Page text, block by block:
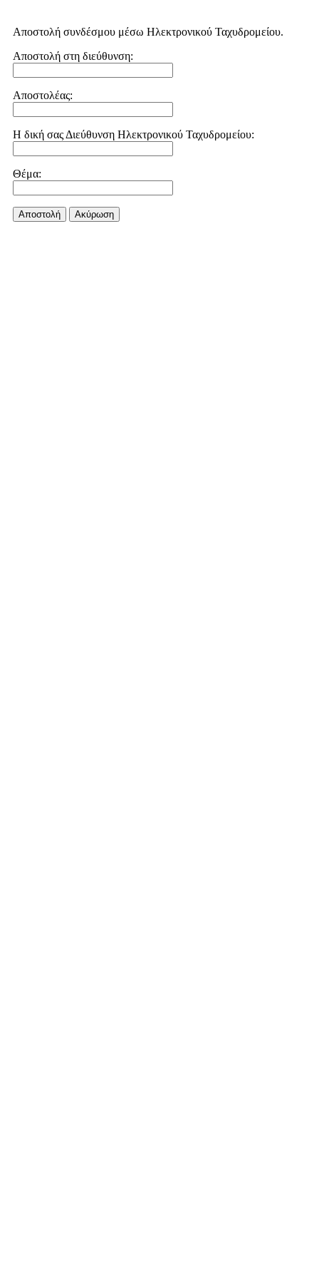
Αποστολή συνδέσμου μέσω Ηλεκτρονικού Ταχυδρομείου.
Αποστολή στη διεύθυνση:
Αποστολέας:
Η δική σας Διεύθυνση Ηλεκτρονικού Ταχυδρομείου:
Θέμα:
Αποστολή Aκύρωση